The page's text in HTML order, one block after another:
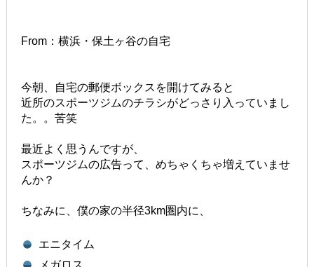
From：横浜・保土ヶ谷の自宅
今朝、自宅の郵便ボックスを開けてみると
近所のスポーツジムのチラシがどっさり入っていまし
た。。苦笑
最近よく思うんですが、
スポーツジムの広告って、めちゃくちゃ増えていませ
んか？
ちなみに、僕の家の半径3km圏内に、
エニタイム